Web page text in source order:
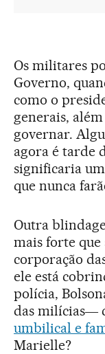
Os militares
Governo,
como o
generais,
governar.
agora é tarde
significaria
que nunca
Outra
mais forte que
corporação
ele está
polícia,
das milícias―
umbilical e
Marielle?